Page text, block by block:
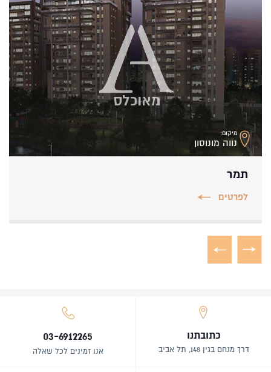
מיקום:
נווה מונוסון
תמר
לפרטים
כתובתנו
דרך מנחם בגין 148, תל אביב
03-6912265
אנו זמינים לכל שאלה